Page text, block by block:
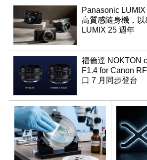
Panasonic LUMIX
高質感隨身機，
LUMIX 25 週年
福倫達 NOKTON
F1.4 for Canon
口 7 月同步登台